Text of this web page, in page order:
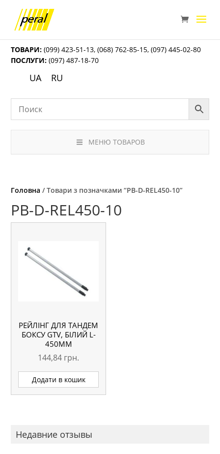
ТОВАРИ: (099) 423-51-13,(068) 762-85-15,(097) 445-02-80
ПОСЛУГИ: (097) 487-18-70
UA RU
МЕНЮ ТОВАРОВ
Головна / Товари з позначками “PB-D-REL450-10”
PB-D-REL450-10
РЕЙЛІНГ ДЛЯ ТАНДЕМ
БОКСУ GTV, БІЛИЙ L-
450ММ
144,84 грн.
Додати в кошик
Недавние отзывы